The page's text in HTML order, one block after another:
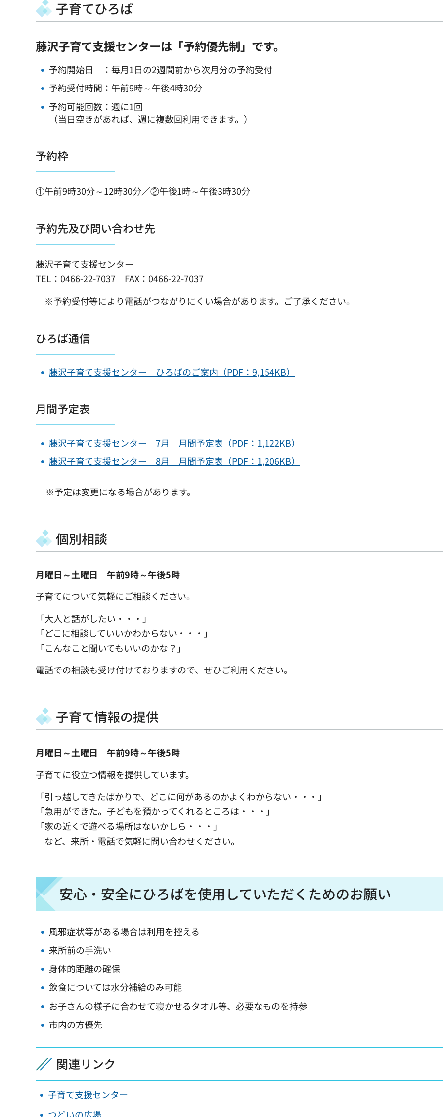
子育てひろば
藤沢子育て支援センターは「予約優先制」です。
予約開始日 ：毎月1日の2週間前から次月分の予約受付
予約受付時間：午前9時～午後4時30分
予約可能回数：週に1回
（当日空きがあれば、週に複数回利用できます。）
予約枠
①午前9時30分～12時30分／②午後1時～午後3時30分
予約先及び問い合わせ先
藤沢子育て支援センター
TEL：0466-22-7037 FAX：0466-22-7037
※予約受付等により電話がつながりにくい場合があります。ご了承ください。
ひろば通信
藤沢子育て支援センター ひろばのご案内（PDF：9,154KB）
月間予定表
藤沢子育て支援センター 7月 月間予定表（PDF：1,122KB）
藤沢子育て支援センター 8月 月間予定表（PDF：1,206KB）
※予定は変更になる場合があります。
個別相談
月曜日～土曜日 午前9時～午後5時
子育てについて気軽にご相談ください。
「大人と話がしたい・・・」
「どこに相談していいかわからない・・・」
「こんなこと聞いてもいいのかな？」
電話での相談も受け付けておりますので、ぜひご利用ください。
子育て情報の提供
月曜日～土曜日 午前9時～午後5時
子育てに役立つ情報を提供しています。
「引っ越してきたばかりで、どこに何があるのかよくわからない・・・」
「急用ができた。子どもを預かってくれるところは・・・」
「家の近くで遊べる場所はないかしら・・・」
など、来所・電話で気軽に問い合わせください。
安心・安全にひろばを使用していただくためのお願い
風邪症状等がある場合は利用を控える
来所前の手洗い
身体的距離の確保
飲食については水分補給のみ可能
お子さんの様子に合わせて寝かせるタオル等、必要なものを持参
市内の方優先
関連リンク
子育て支援センター
つどいの広場